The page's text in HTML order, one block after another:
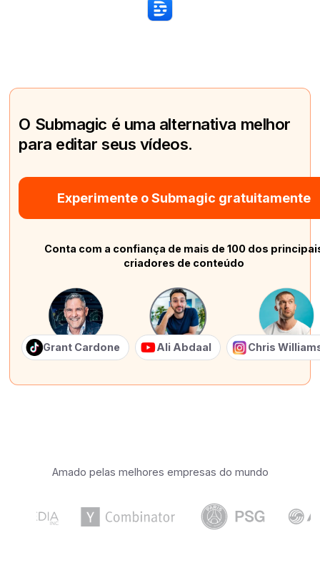
O Submagic é uma alternativa melhor
para editar seus vídeos.
Experimente o Submagic gratuitamente
Conta com a confiança de mais de 100 dos
criadores de conteúdo
Grant Cardone Ali Abdaal Chris
Amado pelas melhores empresas do mundo